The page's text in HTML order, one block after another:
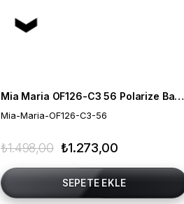
Mia Maria OF126-C3 56 Polarize Bayan Güneş Gözlüğü
Mia-Maria-OF126-C3-56
₺1.273,00
₺1.498,00
SEPETE EKLE